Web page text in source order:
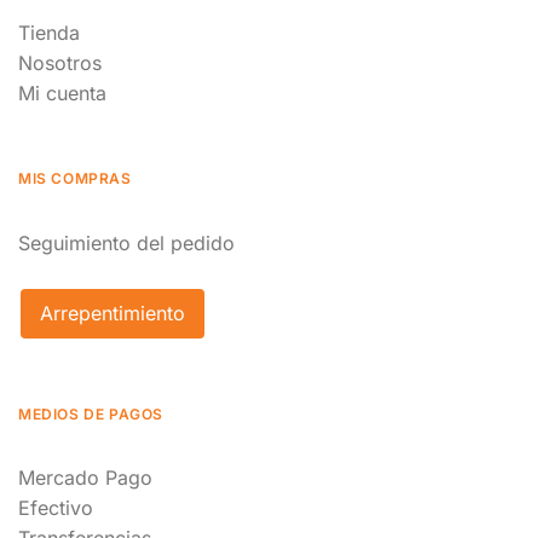
Tienda
Nosotros
Mi cuenta
MIS COMPRAS
Seguimiento del pedido
Arrepentimiento
MEDIOS DE PAGOS
Mercado Pago
Efectivo